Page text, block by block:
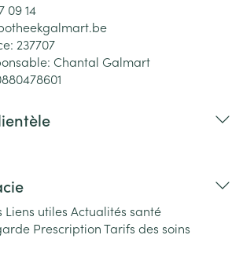
09 14
237707
Chantal Galmart
Liens utiles Actualités santé
PrescriptionTarifs des soins